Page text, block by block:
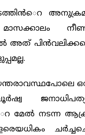
അനുക്രമമായ
അത്
മേല്‍ നടന്ന